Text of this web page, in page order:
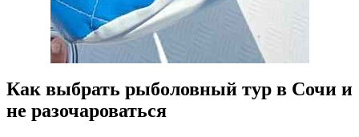
Как выбрать рыболовный тур в Сочи и
не разочароваться